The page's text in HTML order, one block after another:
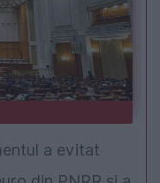
a evitat